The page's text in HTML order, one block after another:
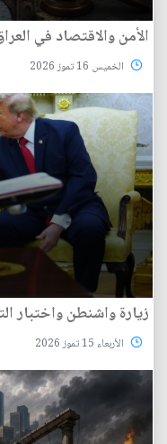
الأمن والاقتصاد في
الخميس 16 تموز 2026
زيارة واشنطن واختبار
الأربعاء 15 تموز 2026